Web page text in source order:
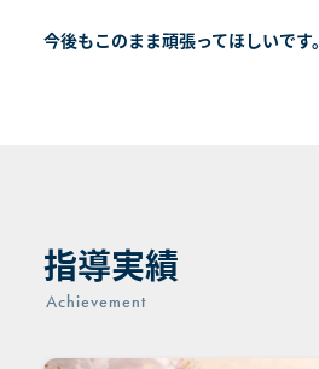
今後もこのまま頑張ってほしいです。
指導実績
Achievement